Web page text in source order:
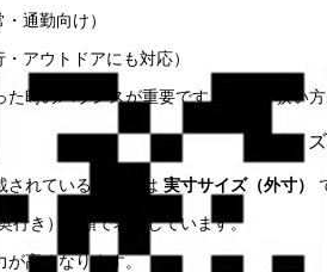
通勤向け）
アウトドアにも対応）
た時のバランスが重要です。肩幅が狭い
サイ
されているサイズは 実寸サイズ（外寸）
行き）の順で表記しています。
が高くなります。